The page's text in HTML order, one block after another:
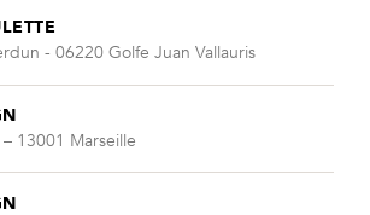
- 06220 Golfe Juan Vallauris
13001 Marseille